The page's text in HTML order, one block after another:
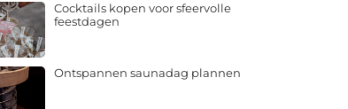
Cocktails kopen voor sfeervolle
feestdagen
Ontspannen saunadag plannen